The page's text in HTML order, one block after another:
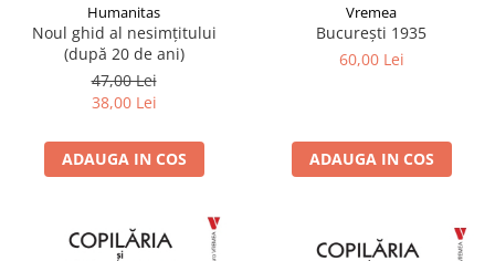
Humanitas
Noul ghid al nesimțitului
(după 20 de ani)
47,00 Lei
38,00 Lei
ADAUGA IN COS
Vremea
București 1935
60,00 Lei
ADAUGA IN COS